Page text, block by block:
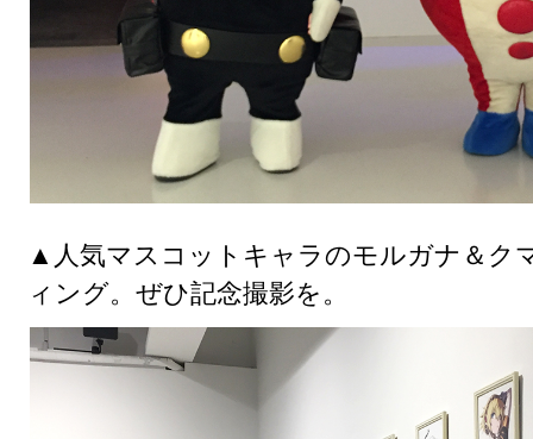
▲人気マスコットキャラのモルガナ＆ク
ィング。ぜひ記念撮影を。